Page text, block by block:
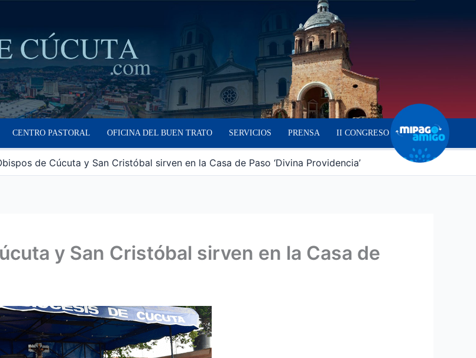
CENTRO PASTORAL OFICINA DEL BUEN TRATO SERVICIOS PRENSA II CONGRESO
de Cúcuta y San Cristóbal sirven en la Casa de Paso ‘Divina Providencia’
y San Cristóbal sirven en la Casa de